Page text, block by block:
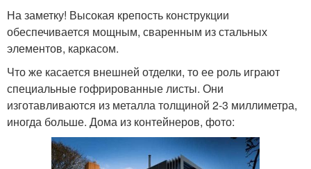
На заметку! Высокая крепость конструкции
обеспечивается мощным, сваренным из стальных
элементов, каркасом.
Что же касается внешней отделки, то ее роль играют
специальные гофрированные листы. Они
изготавливаются из металла толщиной 2-3 миллиметра,
иногда больше. Дома из контейнеров, фото: